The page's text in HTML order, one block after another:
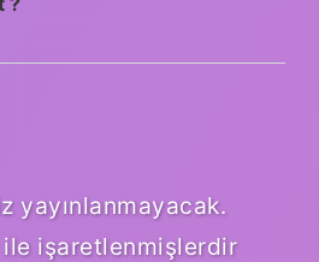
yayınlanmayacak.
ile işaretlenmişlerdir